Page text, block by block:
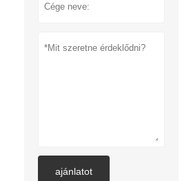
ajánlatot